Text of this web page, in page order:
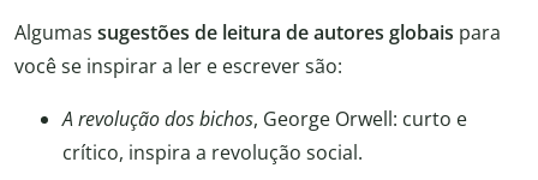
Algumas sugestões de leitura de autores globais para
você se inspirar a ler e escrever são:
A revolução dos bichos, George Orwell: curto e
crítico, inspira a revolução social.